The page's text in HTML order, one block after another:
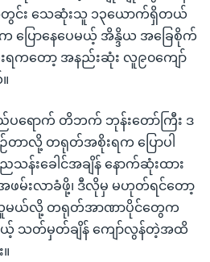
တွင်း သေဆုံးသူ ၁၃ယောက်ရှိတယ်
ြောနေပေမယ့် အိန္ဒိယ အခြေစိုက်
ကတော့ အနည်းဆုံး လူ၉၀ကျော်
ပရောက် တိဘက် ဘုန်းတော်ကြီး ဒ
တာလို့ တရုတ်အစိုးရက ပြောပါ
န်းခေါင်အချိန် နောက်ဆုံးထား
အဖမ်းလာခံဖို့၊ ဒီလိုမှ မဟုတ်ရင်တော့
းယူမယ်လို့ တရုတ်အာဏာပိုင်တွေက
ယ့် သတ်မှတ်ချိန် ကျော်လွန်တဲ့အထိ